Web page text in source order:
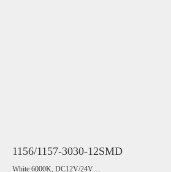
1156/1157-3030-12SMD
White 6000K, DC12V/24V